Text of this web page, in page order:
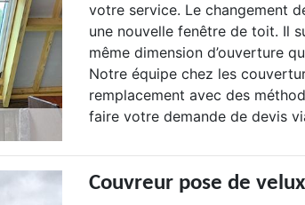
votre service. Le changement
une nouvelle fenêtre de toit. Il
même dimension d’ouverture
Notre équipe chez les
remplacement avec des
faire votre demande de devis
Couvreur pose de